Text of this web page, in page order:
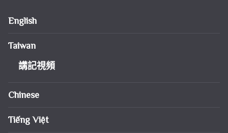
English
Taiwan
講記視頻
Chinese
Tiếng Việt